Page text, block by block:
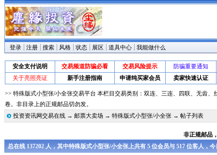
登录 注册 搜索 风格 状态 展区 道具中心 我能做什么
安全支付说明 交易频道防骗必看 交易风险提示
防骗重要通知
关于亮照亮证
新手注册指南 申请纯买家会员 卖家快速认证
>> 特殊版式小型张/小全张交易平台 本栏目交易类别：双连、三连、四联、无齿
卷。非目录上的正规邮品切勿发。
投资资讯网交易在线→ 邮票大卖场→ 特殊版式小型张/小全张→ 帖子列表
非正规邮品
总在线 137202 人，其中特殊版式小型张/小全张上共有 5 位会员与 517 位客人，